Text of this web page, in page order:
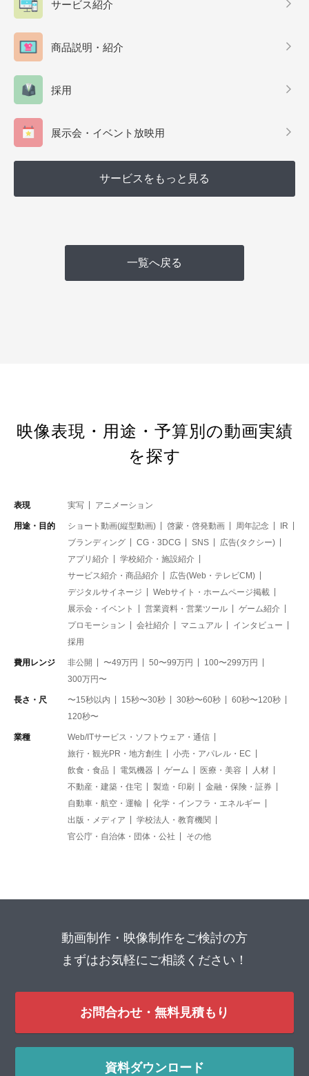
サービス紹介
商品説明・紹介
採用
展示会・イベント放映用
サービスをもっと見る
一覧へ戻る
映像表現・用途・予算別の動画実績
を探す
表現 実写 アニメーション
用途・目的 ショート動画(縦型動画) 啓蒙・啓発動画 周年記念
IR
ブランディング
CG・3DCG SNS
広告(タクシー)
アプリ紹介
学校紹介・施設紹介
サービス紹介・商品紹介
広告(Web・テレビCM)
デジタルサイネージ
Webサイト・ホームページ掲載
展示会・イベント
営業資料・営業ツール
ゲーム紹介
プロモーション
会社紹介 マニュアル
インタビュー
採用
費用レンジ 非公開 〜49万円 50〜99万円
100〜299万円
300万円〜
長さ・尺 〜15秒以内 15秒〜30秒 30秒〜60秒
60秒〜120秒
120秒〜
業種
Web/ITサービス・ソフトウェア・通信
旅行・観光PR・地方創生
小売・アパレル・EC
飲食・食品
電気機器 ゲーム 医療・美容
人材
不動産・建築・住宅
製造・印刷
金融・保険・証券
自動車・航空・運輸
化学・インフラ・エネルギー
出版・メディア
学校法人・教育機関
官公庁・自治体・団体・公社
その他
動画制作・映像制作をご検討の方
まずはお気軽にご相談ください！
お問合わせ・無料見積もり
資料ダウンロード